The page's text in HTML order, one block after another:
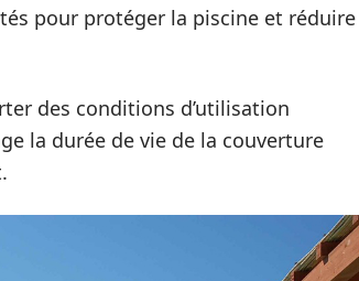
pour protéger la piscine et réduire
des conditions d’utilisation
la durée de vie de la couverture